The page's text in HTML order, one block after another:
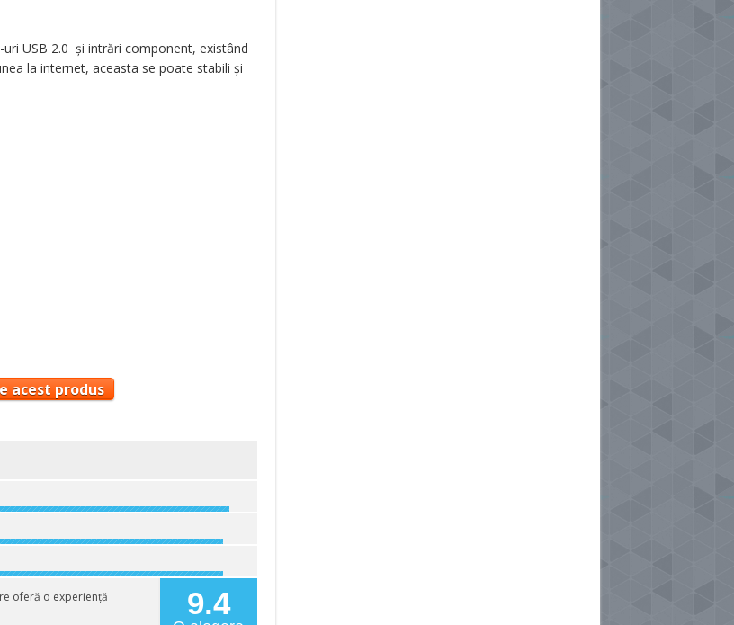
USB 2.0 și intrări component, existând
la internet, aceasta se poate stabili și
acest produs
9.4
oferă o experiență